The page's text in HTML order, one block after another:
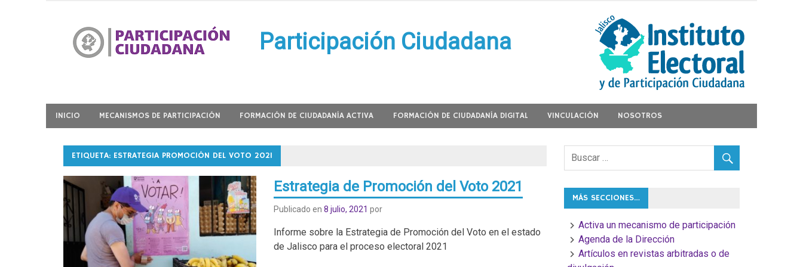
contenido
Participación Ciudadana
INICIO MECANISMOS DE PARTICIPACIÓN FORMACIÓN DE CIUDADANÍA ACTIVA FORMACIÓN DE CIUDADANÍA DIGITAL VINCULACIÓN NOSOTROS
ETIQUETA: ESTRATEGIA PROMOCIÓN DEL VOTO 2021
Estrategia de Promoción del Voto 2021
Publicado en8 julio, 2021 por
Informe sobre la Estrategia de Promoción del Voto en el estado
de Jalisco para el proceso electoral 2021
MÁS SECCIONES…
Activa un mecanismo de participación
Agenda de la Dirección
Artículos en revistas arbitradas o de